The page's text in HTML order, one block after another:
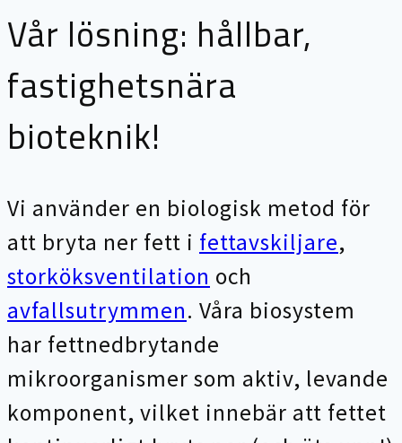
Vår lösning: hållbar,
fastighetsnära
bioteknik!
Vi använder en biologisk metod för
att bryta ner fett i fettavskiljare,
storköksventilation och
avfallsutrymmen. Våra biosystem
har fettnedbrytande
mikroorganismer som aktiv, levande
komponent, vilket innebär att fettet